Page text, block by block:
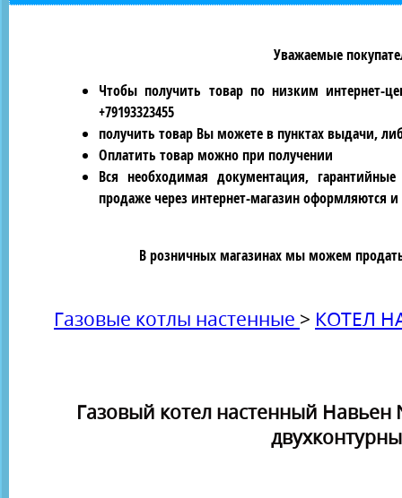
Уважаемые
Чтобы получить товар по низким интернет-
+79193323455
получить товар Вы можете в пунктах выдачи,
Оплатить товар можно при получении
Вся необходимая документация,
продаже через интернет-магазин оформляются
В розничных магазинах мы можем
Газовые котлы настенные > КОТЕЛ
Газовый котел настенный Навьен